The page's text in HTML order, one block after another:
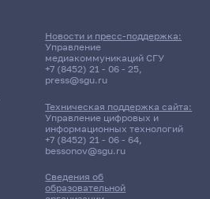
Сведения об
образовательной
Новости и пресс-поддержка:
Управление
медиакоммуникаций СГУ
+7 (8452) 21 - 06 - 25,
press@sgu.ru
Техническая поддержка сайта:
Управление цифровых и
информационных технологий
+7 (8452) 21 - 06 - 64,
bessonov@sgu.ru